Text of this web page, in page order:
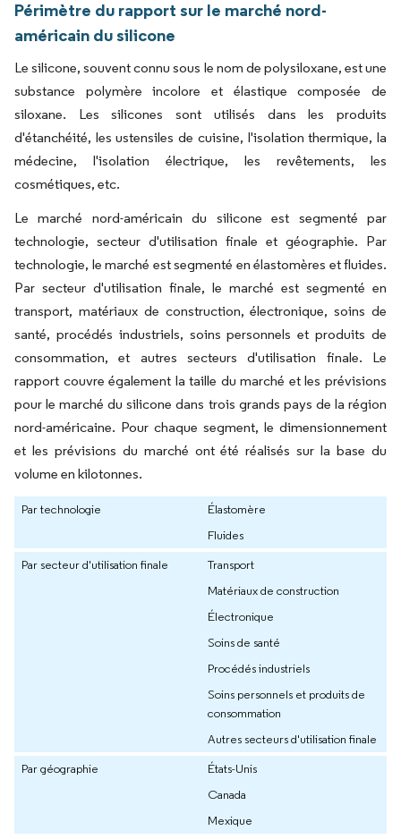
Périmètre du rapport sur le marché nord-
américain du silicone
Le silicone, souvent connu sous le nom de polysiloxane, est une
substance polymère incolore et élastique composée de
siloxane. Les silicones sont utilisés dans les produits
d'étanchéité, les ustensiles de cuisine, l'isolation thermique, la
médecine, l'isolation électrique, les revêtements, les
cosmétiques, etc.
Le marché nord-américain du silicone est segmenté par
technologie, secteur d'utilisation finale et géographie. Par
technologie, le marché est segmenté en élastomères et fluides.
Par secteur d'utilisation finale, le marché est segmenté en
transport, matériaux de construction, électronique, soins de
santé, procédés industriels, soins personnels et produits de
consommation, et autres secteurs d'utilisation finale. Le
rapport couvre également la taille du marché et les prévisions
pour le marché du silicone dans trois grands pays de la région
nord-américaine. Pour chaque segment, le dimensionnement
et les prévisions du marché ont été réalisés sur la base du
volume en kilotonnes.
Par technologie
Élastomère
Fluides
Par secteur d'utilisation finale
Transport
Matériaux de construction
Électronique
Soins de santé
Procédés industriels
Soins personnels et produits de
consommation
Autres secteurs d'utilisation finale
Par géographie
États-Unis
Canada
Mexique